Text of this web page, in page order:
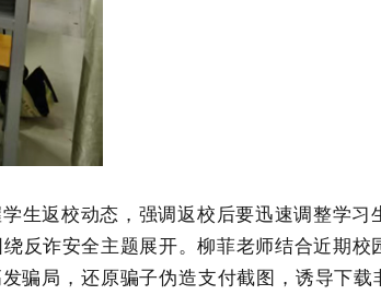
返校动态，强调返校后要迅速调整学习
反诈安全主题展开。柳菲老师结合近期校
骗局，还原骗子伪造支付截图，诱导下载